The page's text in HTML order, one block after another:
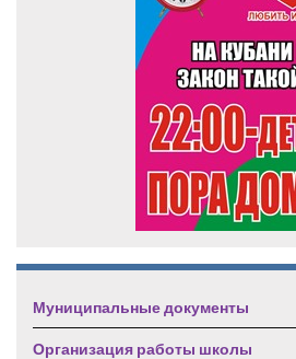
Муниципальные документы
Организация работы школы